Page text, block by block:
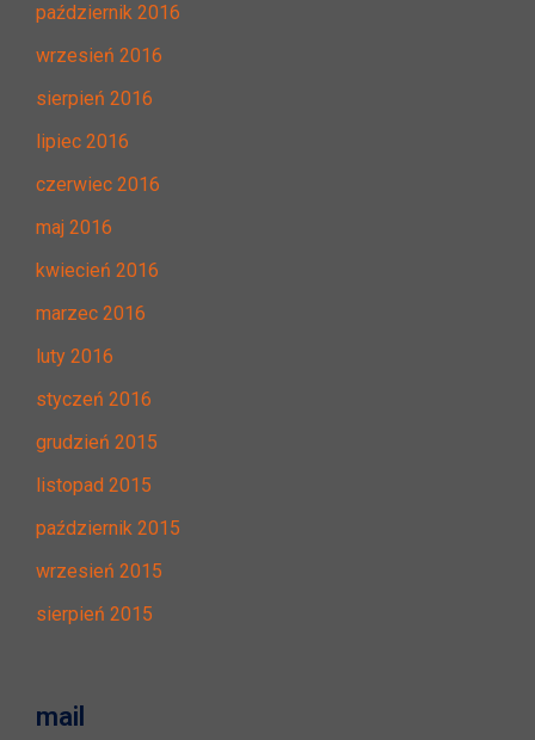
październik 2016
wrzesień 2016
sierpień 2016
lipiec 2016
czerwiec 2016
maj 2016
kwiecień 2016
marzec 2016
luty 2016
styczeń 2016
grudzień 2015
listopad 2015
październik 2015
wrzesień 2015
sierpień 2015
mail